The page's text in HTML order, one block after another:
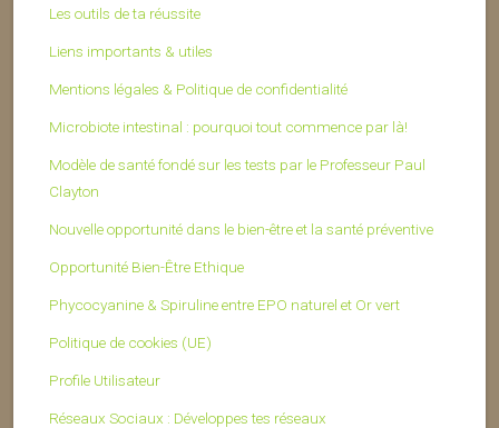
Les outils de ta réussite
Liens importants & utiles
Mentions légales & Politique de confidentialité
Microbiote intestinal : pourquoi tout commence par là!
Modèle de santé fondé sur les tests par le Professeur Paul
Clayton
Nouvelle opportunité dans le bien-être et la santé préventive
Opportunité Bien-Être Ethique
Phycocyanine & Spiruline entre EPO naturel et Or vert
Politique de cookies (UE)
Profile Utilisateur
Réseaux Sociaux : Développes tes réseaux